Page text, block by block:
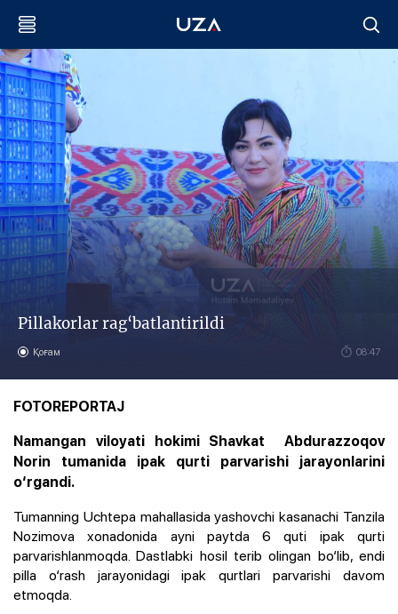
Pillakorlar rag‘batlantirildi
Қоғам 08:47
FOTOREPORTAJ
Namangan viloyati hokimi Shavkat Abdurazzoqov
Norin tumanida ipak qurti parvarishi jarayonlarini
o‘rgandi.
Tumanning Uchtepa mahallasida yashovchi kasanachi Tanzila
Nozimova xonadonida ayni paytda 6 quti ipak qurti
parvarishlanmoqda. Dastlabki hosil terib olingan bo‘lib, endi
pilla o‘rash jarayonidagi ipak qurtlari parvarishi davom
etmoqda.